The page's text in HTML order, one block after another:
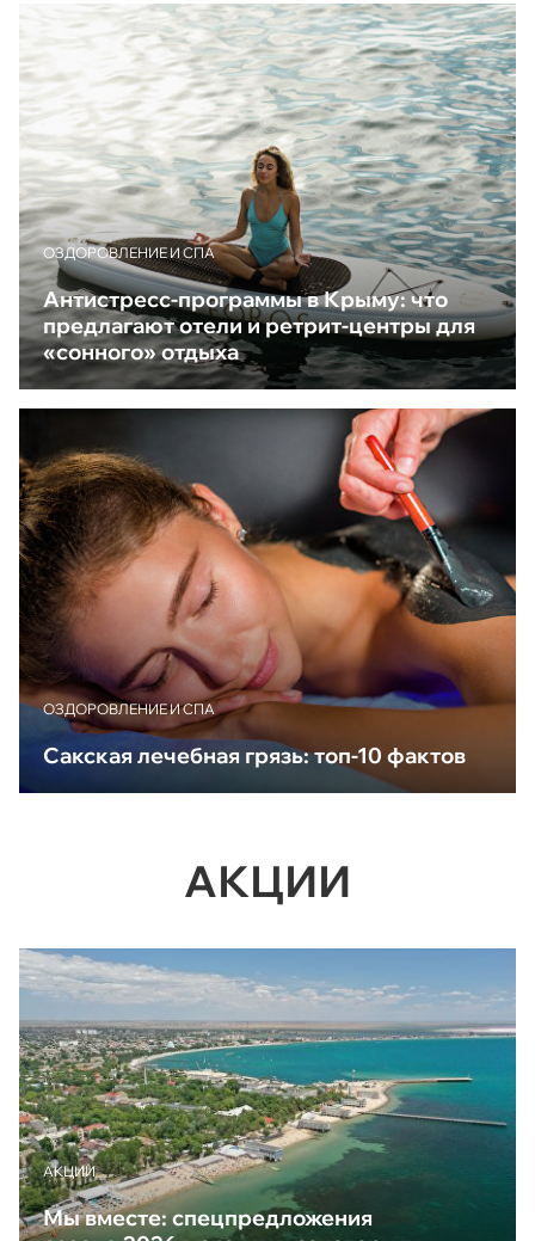
ОЗДОРОВЛЕНИЕ И СПА
Антистресс-программы в Крыму: что
предлагают отели и ретрит-центры для
«сонного» отдыха
ОЗДОРОВЛЕНИЕ И СПА
Сакская лечебная грязь: топ-10 фактов
АКЦИИ
АКЦИИ
Мы вместе: спецпредложения